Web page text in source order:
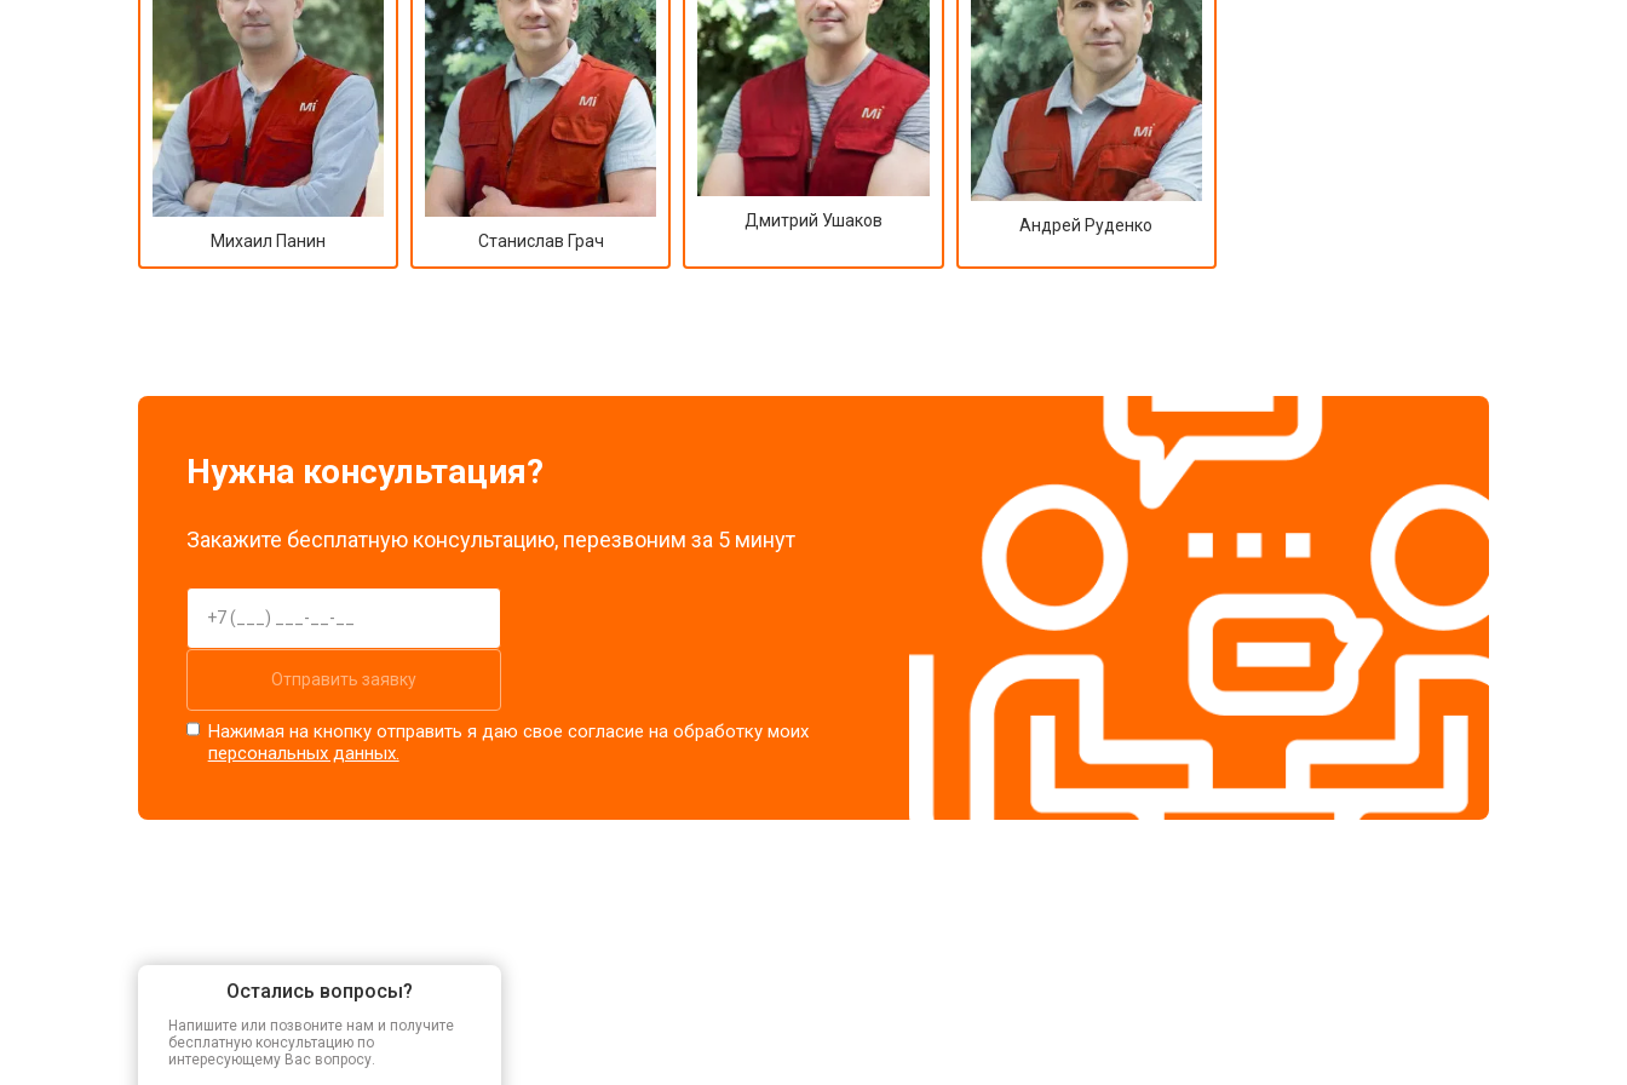
Восстановление после попадания влаги от 70 мин от 3500 ₽
Михаил Панин Станислав Грач
Дмитрий Ушаков Андрей Руденко
Нужна консультация?
Закажите бесплатную консультацию, перезвоним за 5 минут
Отправить заявку
Нажимая на кнопку отправить я даю свое согласие на обработку моих
персональных данных.
Остались вопросы?
Напишите или позвоните нам и получите
бесплатную консультацию по
интересующему Вас вопросу.